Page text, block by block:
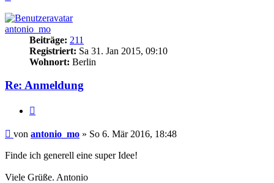
antonio_mo
Beiträge: 211
Registriert: Sa 31. Jan 2015, 09:10
Wohnort: Berlin
Re: Anmeldung
Beitrag
von antonio_mo » So 6. Mär 2016, 18:48
Finde ich generell eine super Idee!
Viele Grüße. Antonio